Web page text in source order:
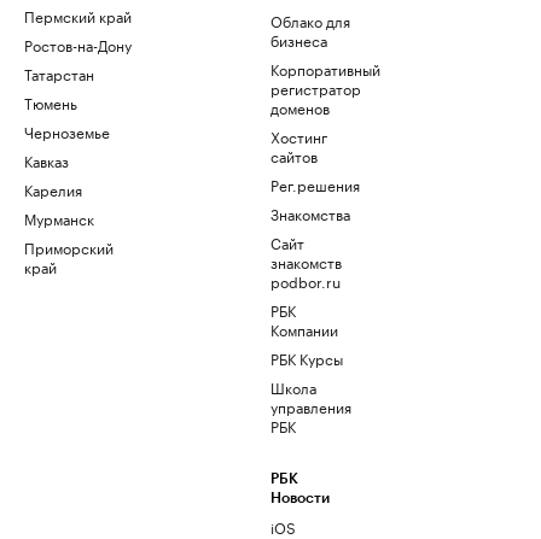
Пермский край
Ростов-на-Дону
Татарстан
Тюмень
Черноземье
Кавказ
Карелия
Мурманск
Приморский
край
Облако для
бизнеса
Корпоративный
регистратор
доменов
Хостинг
сайтов
Рег.решения
Знакомства
Сайт
знакомств
podbor.ru
РБК
Компании
РБК Курсы
Школа
управления
РБК
РБК
Новости
iOS